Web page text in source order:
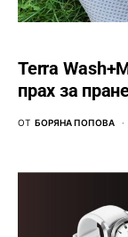
Terra
прах за
ОТ БОРЯНА ПОПОВА